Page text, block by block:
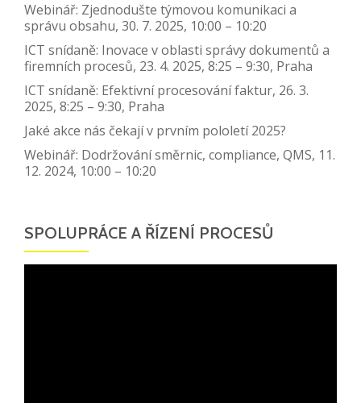
Webinář: Zjednodušte týmovou komunikaci a
správu obsahu, 30. 7. 2025, 10:00 – 10:20
ICT snídaně: Inovace v oblasti správy dokumentů a
firemních procesů, 23. 4. 2025, 8:25 – 9:30, Praha
ICT snídaně: Efektivní procesování faktur, 26. 3.
2025, 8:25 – 9:30, Praha
Jaké akce nás čekají v prvním pololetí 2025?
Webinář: Dodržování směrnic, compliance, QMS, 11.
12. 2024, 10:00 – 10:20
SPOLUPRÁCE A ŘÍZENÍ PROCESŮ